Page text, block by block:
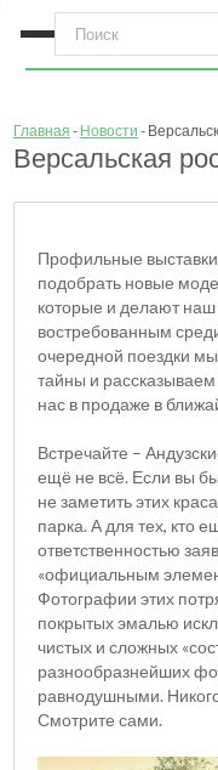
Главная Новости
Версальская
Профильные выставки
подобрать новые
которые и делают
востребованным
очередной поездки
тайны и
нас в продаже в
Встречайте –
ещё не всё. Если вы
не заметить этих
парка. А для тех, кто
ответственностью
«официальным
Фотографии этих
покрытых эмалью
чистых и сложных
разнообразнейших
равнодушными.
Смотрите сами.